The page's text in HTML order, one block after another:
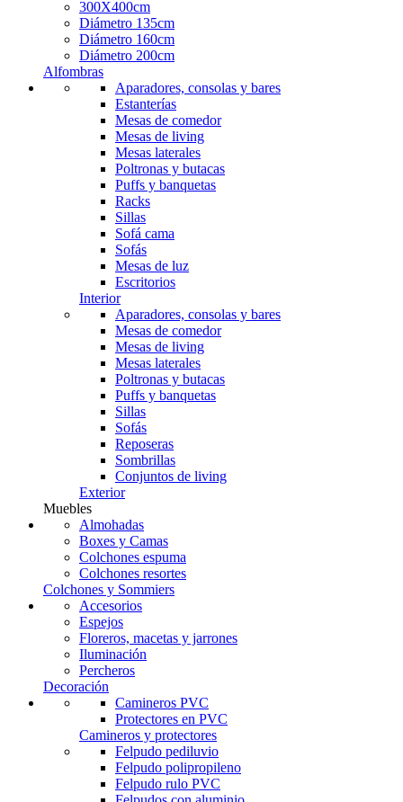
300X400cm
Diámetro 135cm
Diámetro 160cm
Diámetro 200cm
Alfombras
Aparadores, consolas y bares
Estanterías
Mesas de comedor
Mesas de living
Mesas laterales
Poltronas y butacas
Puffs y banquetas
Racks
Sillas
Sofá cama
Sofás
Mesas de luz
Escritorios
Interior
Aparadores, consolas y bares
Mesas de comedor
Mesas de living
Mesas laterales
Poltronas y butacas
Puffs y banquetas
Sillas
Sofás
Reposeras
Sombrillas
Conjuntos de living
Exterior
Muebles
Almohadas
Boxes y Camas
Colchones espuma
Colchones resortes
Colchones y Sommiers
Accesorios
Espejos
Floreros, macetas y jarrones
Iluminación
Percheros
Decoración
Camineros PVC
Protectores en PVC
Camineros y protectores
Felpudo pediluvio
Felpudo polipropileno
Felpudo rulo PVC